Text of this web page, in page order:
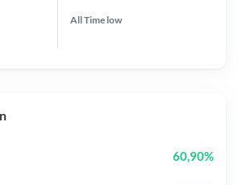
All Time low
60,90%